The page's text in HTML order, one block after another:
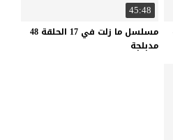
45:48
مسلسل ما زلت في 17 الحلقة 48
مدبلجة